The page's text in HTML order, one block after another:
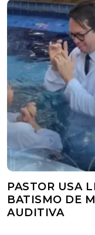
PASTOR USA
BATISMO DE
AUDITIVA